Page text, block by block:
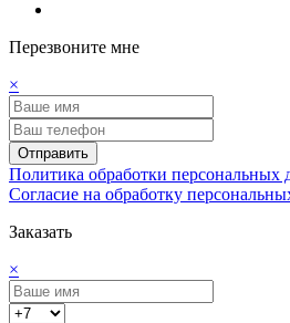
Перезвоните мне
×
Отправить
Политика обработки персональных
Согласие на обработку
Заказать
×